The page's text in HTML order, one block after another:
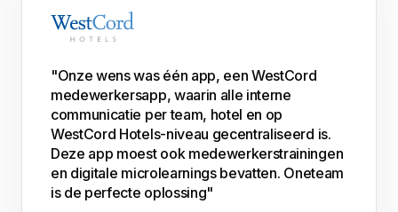
"Onze wens was één app, een WestCord
medewerkersapp, waarin alle interne
communicatie per team, hotel en op
WestCord Hotels-niveau gecentraliseerd is.
Deze app moest ook medewerkerstrainingen
en digitale microlearnings bevatten. Oneteam
is de perfecte oplossing"